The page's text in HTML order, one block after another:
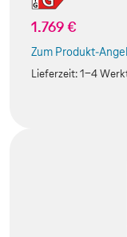
1.769 €
Zum Produkt-
(Der Link wird in
Lieferzeit:1-4